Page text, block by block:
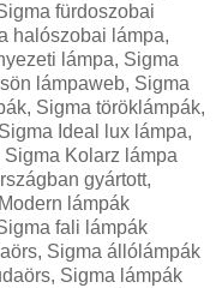
fürdoszobai
halószobai lámpa,
lámpa, Sigma
lámpaweb, Sigma
Sigma töröklámpák,
Ideal lux lámpa,
Kolarz lámpa
gyártott,
lámpák
fali lámpák
Sigma állólámpák
Sigma lámpák